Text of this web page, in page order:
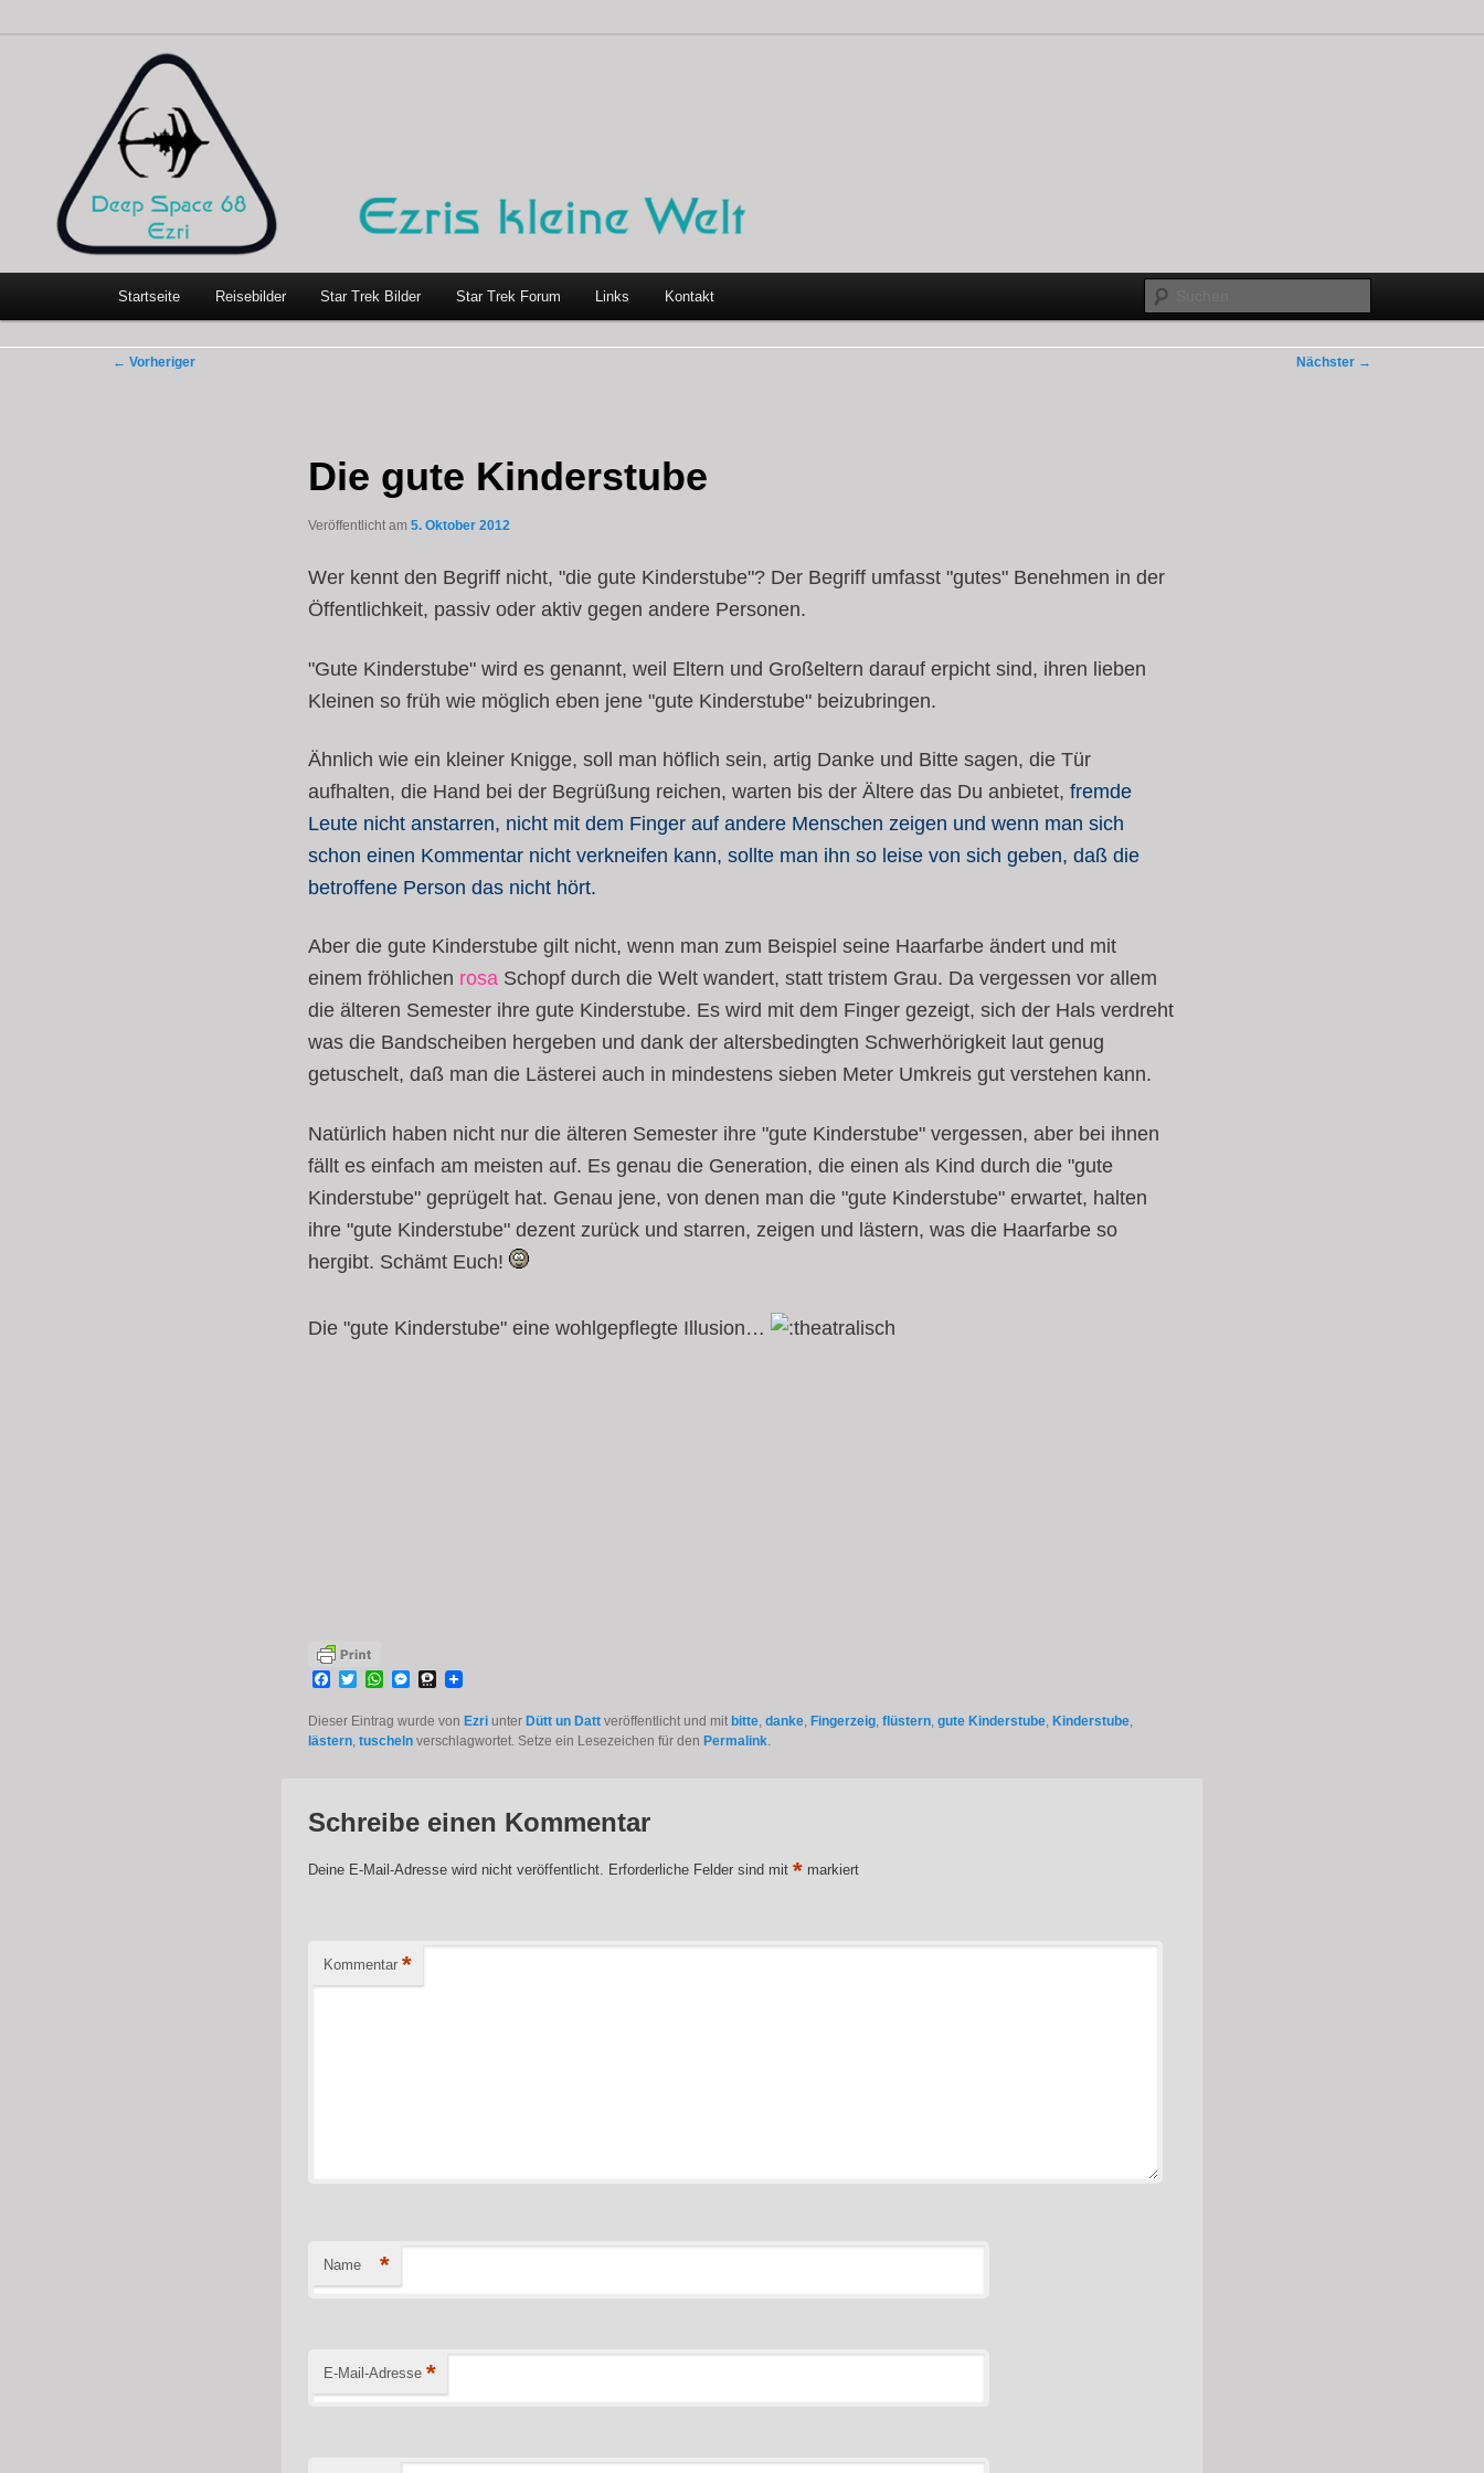
Ezris kleine Welt
Startseite Reisebilder Star Trek Bilder Star Trek Forum Links Kontakt
Beitragsnavigation
← Vorheriger Nächster →
Die gute Kinderstube
Veröffentlicht am5. Oktober 2012
Wer kennt den Begriff nicht, "die gute Kinderstube"? Der Begriff umfasst "gutes" Benehmen in der
Öffentlichkeit, passiv oder aktiv gegen andere Personen.
"Gute Kinderstube" wird es genannt, weil Eltern und Großeltern darauf erpicht sind, ihren lieben
Kleinen so früh wie möglich eben jene "gute Kinderstube" beizubringen.
Ähnlich wie ein kleiner Knigge, soll man höflich sein, artig Danke und Bitte sagen, die Tür
aufhalten, die Hand bei der Begrüßung reichen, warten bis der Ältere das Du anbietet,fremde
Leute nicht anstarren, nicht mit dem Finger auf andere Menschen zeigen und wenn man sich
schon einen Kommentar nicht verkneifen kann, sollte man ihn so leise von sich geben, daß die
betroffene Person das nicht hört.
Aber die gute Kinderstube gilt nicht, wenn man zum Beispiel seine Haarfarbe ändert und mit
einem fröhlichen rosa Schopf durch die Welt wandert, statt tristem Grau. Da vergessen vor allem
die älteren Semester ihre gute Kinderstube. Es wird mit dem Finger gezeigt, sich der Hals verdreht
was die Bandscheiben hergeben und dank der altersbedingten Schwerhörigkeit laut genug
getuschelt, daß man die Lästerei auch in mindestens sieben Meter Umkreis gut verstehen kann.
Natürlich haben nicht nur die älteren Semester ihre "gute Kinderstube" vergessen, aber bei ihnen
fällt es einfach am meisten auf. Es genau die Generation, die einen als Kind durch die "gute
Kinderstube" geprügelt hat. Genau jene, von denen man die "gute Kinderstube" erwartet, halten
ihre "gute Kinderstube" dezent zurück und starren, zeigen und lästern, was die Haarfarbe so
hergibt. Schämt Euch!
Die "gute Kinderstube" eine wohlgepflegte Illusion…
Facebook
TwitterWhatsApp
Messenger
Threema
Dieser Eintrag wurde vonEzri unterDütt un Datt veröffentlicht und mitbitte,danke,Fingerzeig,flüstern,gute Kinderstube,Kinderstube,
lästern,tuscheln verschlagwortet. Setze ein Lesezeichen für denPermalink.
Schreibe einen Kommentar
Deine E-Mail-Adresse wird nicht veröffentlicht. Erforderliche Felder sind mit* markiert
Kommentar *
Name *
E-Mail-Adresse *